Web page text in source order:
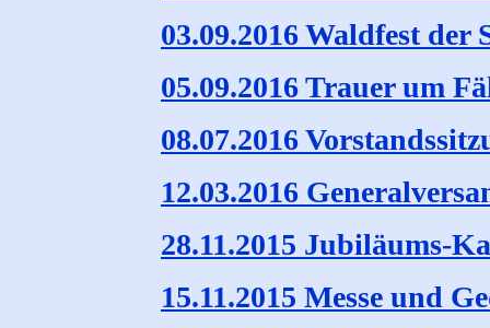
03.09.2016 Waldfest der
05.09.2016 Trauer um
08.07.2016
12.03.2016
28.11.2015 Jubiläums-
15.11.2015 Messe und